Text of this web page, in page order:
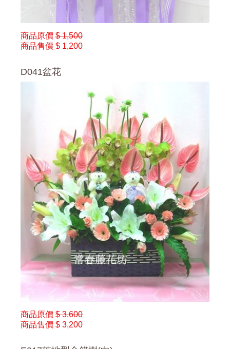
商品原價 $ 1,500
商品售價 $ 1,200
D041盆花
商品原價 $ 3,600
商品售價 $ 3,200